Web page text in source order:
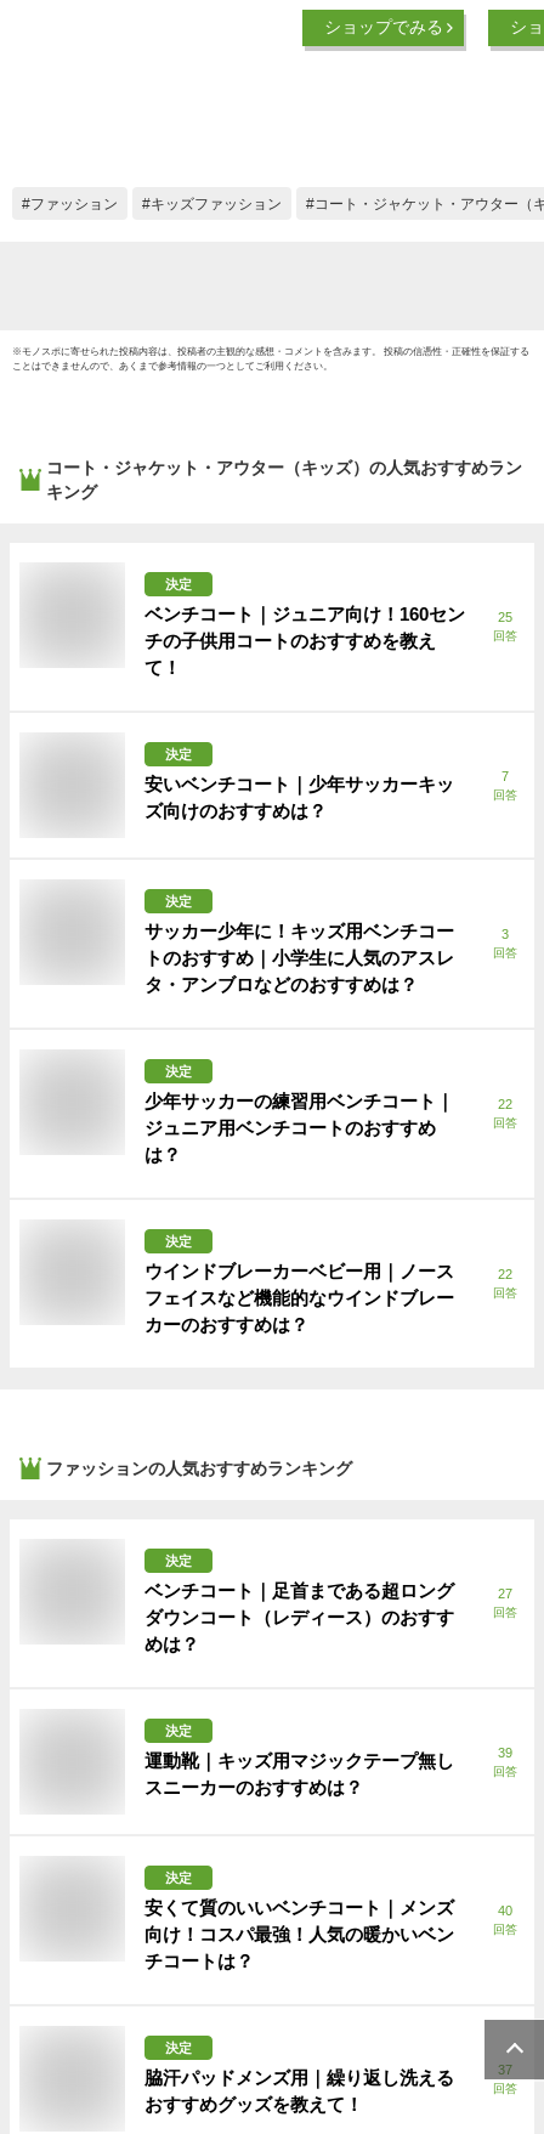
子供服/ニューバラン
ス NEWBALANCE 裏
ジュアル 上
ショップでみる
子供服
羽織
シ
ファッション キッズファッション コート・ジャケット・アウター（
※モノスポに寄せられた投稿内容は、投稿者の主観的な感想・コメントを含みます。 投稿の信憑性・正確性を保証する
ことはできませんので、あくまで参考情報の一つとしてご利用ください。
コート・ジャケット・アウター（キッズ） の人気おすすめラン
キング
決定
ベンチコート｜ジュニア向け！160セン
チの子供用コートのおすすめを教え
て！
25
回答
決定
安いベンチコート｜少年サッカーキッ
ズ向けのおすすめは？
7
回答
決定
サッカー少年に！キッズ用ベンチコー
トのおすすめ｜小学生に人気のアスレ
タ・アンブロなどのおすすめは？
3
回答
決定
少年サッカーの練習用ベンチコート｜
ジュニア用ベンチコートのおすすめ
は？
22
回答
決定
ウインドブレーカーベビー用｜ノース
フェイスなど機能的なウインドブレー
カーのおすすめは？
22
回答
ファッションの人気おすすめランキング
決定
ベンチコート｜足首まである超ロング
ダウンコート（レディース）のおすす
めは？
27
回答
決定
運動靴｜キッズ用マジックテープ無し
スニーカーのおすすめは？
39
回答
決定
安くて質のいいベンチコート｜メンズ
向け！コスパ最強！人気の暖かいベン
チコートは？
40
回答
決定
脇汗パッドメンズ用｜繰り返し洗える
おすすめグッズを教えて！
37
回答